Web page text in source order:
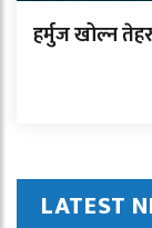
हर्मुज खोल्न
LATEST